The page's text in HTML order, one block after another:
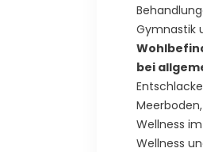
Gymnastik
bei
Wellness
Wellness